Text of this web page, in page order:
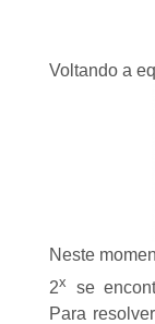
Voltando a
Neste
2x
se
Para